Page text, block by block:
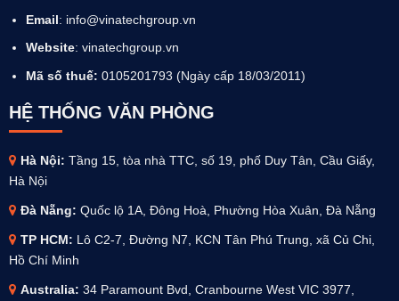
Email: info@vinatechgroup.vn
Website: vinatechgroup.vn
Mã số thuế: 0105201793 (Ngày cấp 18/03/2011)
HỆ THỐNG VĂN PHÒNG
Hà Nội: Tầng 15, tòa nhà TTC, số 19, phố Duy Tân, Cầu Giấy,
Hà Nội
Đà Nẵng: Quốc lộ 1A, Đông Hoà, Phường Hòa Xuân, Đà Nẵng
TP HCM: Lô C2-7, Đường N7, KCN Tân Phú Trung, xã Củ Chi,
Hồ Chí Minh
Australia: 34 Paramount Bvd, Cranbourne West VIC 3977,